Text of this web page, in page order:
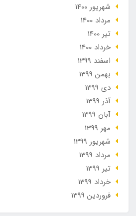
شهریور 1400
مرداد 1400
تير 1400
خرداد 1400
اسفند 1399
بهمن 1399
دی 1399
آذر 1399
آبان 1399
مهر 1399
شهریور 1399
مرداد 1399
تير 1399
خرداد 1399
فروردین 1399